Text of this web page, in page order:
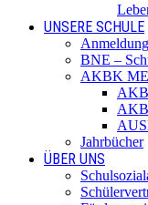
UNSERE SCHULE
Anmeldung
BNE –
AKBK
Jahrbücher
ÜBER UNS